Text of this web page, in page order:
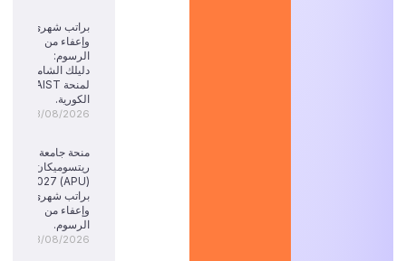
براتب شهري
وإعفاء من
الرسوم:
دليلك الشامل
لمنحة KAIST
الكورية.
03/08/2026
منحة جامعة
ريتسوميكان
براتب شهري
وإعفاء من
الرسوم.
03/08/2026